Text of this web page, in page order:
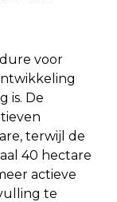
voor
is. De
terwijl de
40 hectare
actieve
te